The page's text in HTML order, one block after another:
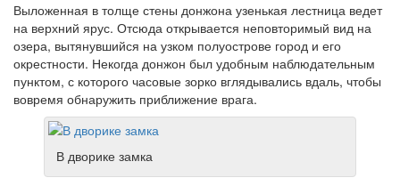
Выложенная в толще стены донжона узенькая лестница ведет
на верхний ярус. Отсюда открывается неповторимый вид на
озера, вытянувшийся на узком полуострове город и его
окрестности. Некогда донжон был удобным наблюдательным
пунктом, с которого часовые зорко вглядывались вдаль, чтобы
вовремя обнаружить приближение врага.
В дворике замка